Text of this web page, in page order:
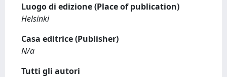
Luogo di edizione (Place of publication)
Helsinki
Casa editrice (Publisher)
N/a
Tutti gli autori